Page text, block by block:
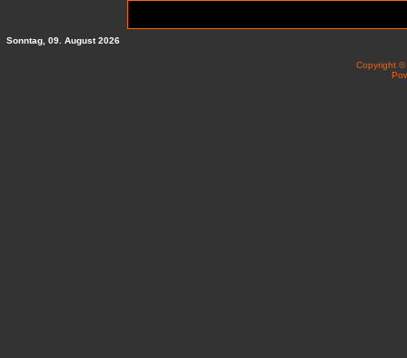
Sonntag, 09. August 2026
Copyright